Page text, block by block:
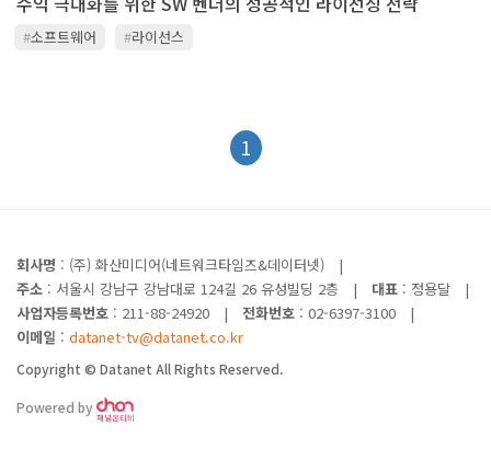
#소프트웨어 #라이선스
1
회사명 : (주) 화산미디어(네트워크타임즈&데이터넷)
|
주소 : 서울시 강남구 강남대로 124길 26 유성빌딩 2층 | 대표 : 정용달
|
사업자등록번호 : 211-88-24920 | 전화번호 : 02-6397-3100
|
이메일 : datanet-tv@datanet.co.kr
Copyright © Datanet All Rights Reserved.
Powered by